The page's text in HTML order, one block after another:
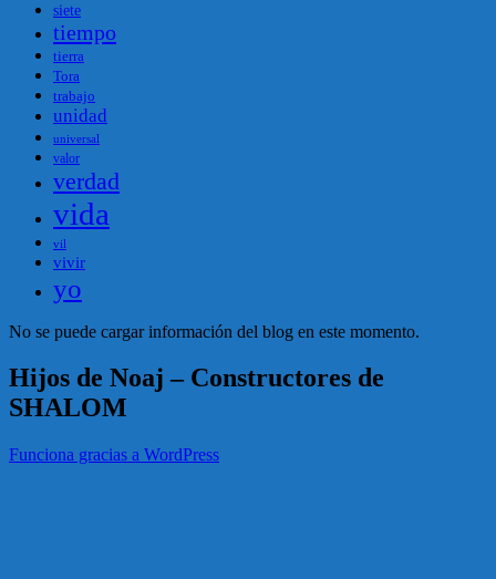
siete
tiempo
tierra
Tora
trabajo
unidad
universal
valor
verdad
vida
vil
vivir
yo
No se puede cargar información del blog en este momento.
Hijos de Noaj – Constructores de
SHALOM
Funciona gracias a WordPress